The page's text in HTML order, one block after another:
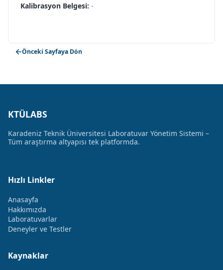
Kalibrasyon Belgesi: -
Önceki Sayfaya Dön
KTÜLABS
Karadeniz Teknik Üniversitesi Laboratuvar Yönetim Sistemi –
Tüm araştırma altyapısı tek platformda.
Hızlı Linkler
Anasayfa
Hakkımızda
Laboratuvarlar
Deneyler ve Testler
Kaynaklar